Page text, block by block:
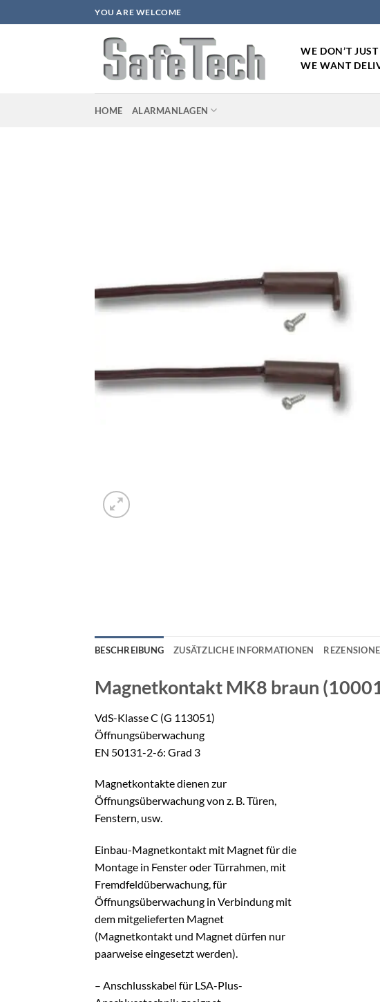
Inhalt
YOU ARE WELCOME
WE DON’T
WE WANT
HOME ALARMANLAGEN
BESCHREIBUNG ZUSÄTZLICHE INFORMATIONEN
Magnetkontakt MK8 braun
VdS-Klasse C (G 113051)
Öffnungsüberwachung
EN 50131-2-6: Grad 3
Magnetkontakte dienen zur
Öffnungsüberwachung von z. B. Türen,
Fenstern, usw.
Einbau-Magnetkontakt mit Magnet für die
Montage in Fenster oder Türrahmen, mit
Fremdfeldüberwachung, für
Öffnungsüberwachung in Verbindung mit
dem mitgelieferten Magnet
(Magnetkontakt und Magnet dürfen nur
paarweise eingesetzt werden).
– Anschlusskabel für LSA-Plus-